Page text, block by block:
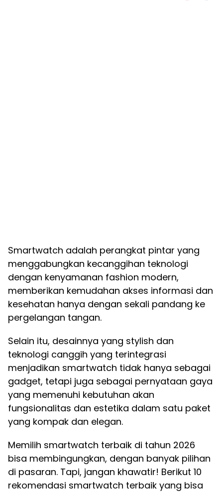
Smartwatch adalah perangkat pintar yang
menggabungkan kecanggihan teknologi
dengan kenyamanan fashion modern,
memberikan kemudahan akses informasi dan
kesehatan hanya dengan sekali pandang ke
pergelangan tangan.
Selain itu, desainnya yang stylish dan
teknologi canggih yang terintegrasi
menjadikan smartwatch tidak hanya sebagai
gadget, tetapi juga sebagai pernyataan gaya
yang memenuhi kebutuhan akan
fungsionalitas dan estetika dalam satu paket
yang kompak dan elegan.
Memilih smartwatch terbaik di tahun 2026
bisa membingungkan, dengan banyak pilihan
di pasaran. Tapi, jangan khawatir! Berikut 10
rekomendasi smartwatch terbaik yang bisa